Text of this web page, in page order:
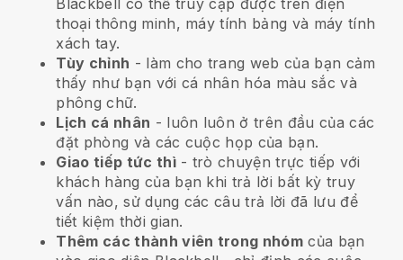
Blackbell
có thể truy cập được trên điện
thoại thông minh, máy tính bảng và máy tính
xách tay.
Tùy chỉnh - làm cho trang web của bạn cảm
thấy như bạn với cá nhân hóa màu sắc và
phông chữ.
Lịch cá nhân - luôn luôn ở trên đầu của các
đặt phòng và các cuộc họp của bạn.
Giao tiếp tức thì- trò chuyện trực tiếp với
khách hàng của bạn khi trả lời bất kỳ truy
vấn nào, sử dụng các câu trả lời đã lưu để
tiết kiệm thời gian.
Thêm các thành viên trong nhóm của bạn